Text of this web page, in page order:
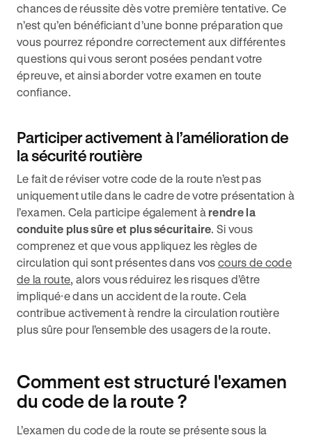
chances de réussite dès votre première tentative. Ce
n’est qu’en bénéficiant d’une bonne préparation que
vous pourrez répondre correctement aux différentes
questions qui vous seront posées pendant votre
épreuve, et ainsi aborder votre examen en toute
confiance.
Participer activement à l’amélioration de
la sécurité routière
Le fait de réviser votre code de la route n’est pas
uniquement utile dans le cadre de votre présentation à
l’examen. Cela participe également àrendre la
conduite plus sûre et plus sécuritaire. Si vous
comprenez et que vous appliquez les règles de
circulation qui sont présentes dans vos cours de code
de la route, alors vous réduirez les risques d’être
impliqué⸱e dans un accident de la route. Cela
contribue activement à rendre la circulation routière
plus sûre pour l’ensemble des usagers de la route.
Comment est structuré l'examen
du code de la route ?
L’examen du code de la route se présente sous la